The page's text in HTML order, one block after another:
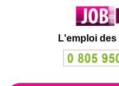
L'emploi